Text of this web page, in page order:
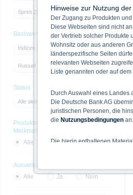
Sprint Zertifikate
Basiswert
Indizes Nordamerika
Russell 2000 Index
Status
Alle aktiven Produkte
Produkte mit Nachhaltigskeits-
Merkmalen
Alle
Ja Nein
Ausverkauft
Alle
Ja Nein
Hinweise zur Nutzung
Der Zugang zu Produkten
Diese Webseiten sind nicht
der Vertrieb solcher Produkte
Wohnsitz oder aus anderen
länderspezifische Seiten
relevanten Webseiten
Liste genannten oder auf
Durch Auswahl eines Landes
Die Deutsche Bank AG
juristischen Personen, die
die Nutzungsbedingungen an.
Die hierin enthaltenen
Der Zugang zu auf diesen
Hinweise für die Nutzung